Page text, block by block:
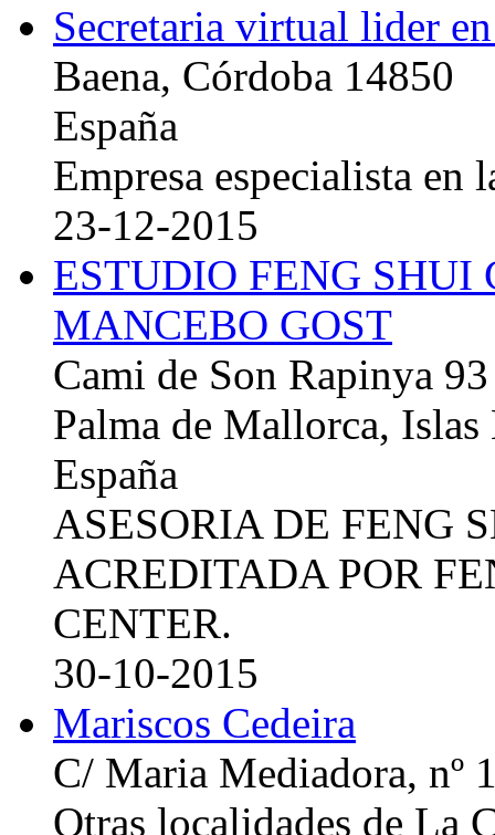
Secretaria virtual lider
Baena, Córdoba 14850
España
Empresa especialista en
23-12-2015
ESTUDIO FENG
MANCEBO GOST
Cami de Son Rapinya 93
Palma de Mallorca, Islas
España
ASESORIA DE FENG
ACREDITADA POR
CENTER.
30-10-2015
Mariscos Cedeira
C/ Maria Mediadora, nº
Otras localidades de La